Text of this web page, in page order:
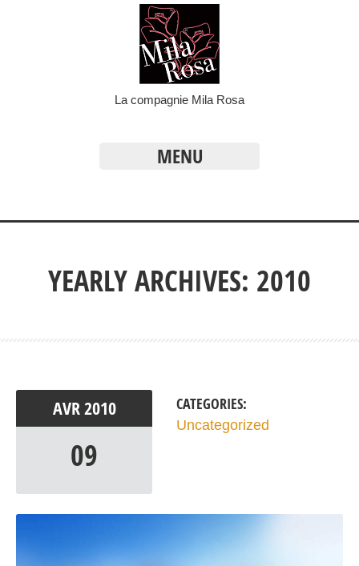
La compagnie Mila Rosa
MENU
YEARLY ARCHIVES: 2010
AVR2010
09
CATEGORIES:
Uncategorized